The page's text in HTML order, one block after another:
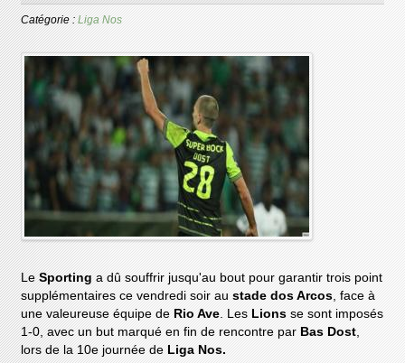
Catégorie :Liga Nos
LeSportinga dû souffrir jusqu'au bout pour garantir trois point
supplémentaires ce vendredi soir austade dos Arcos, face à
une valeureuse équipe de Rio Ave. Les Lionsse sont imposés
1-0, avec un but marqué en fin de rencontre par Bas Dost,
lors de la 10e journée de Liga Nos.